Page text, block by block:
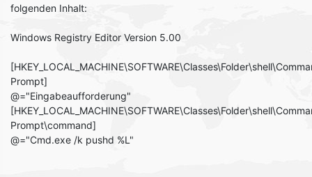
folgenden Inhalt:
Windows Registry Editor Version 5.00
Prompt]
@="Eingabeaufforderung"
Prompt\command]
@="Cmd.exe /k pushd %L"